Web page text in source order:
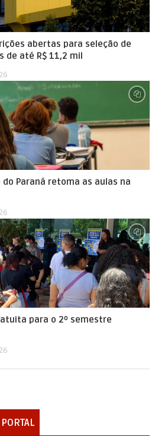
abertas para seleção de
de até R$ 11,2 mil
Paraná retoma as aulas na
para o 2º semestre